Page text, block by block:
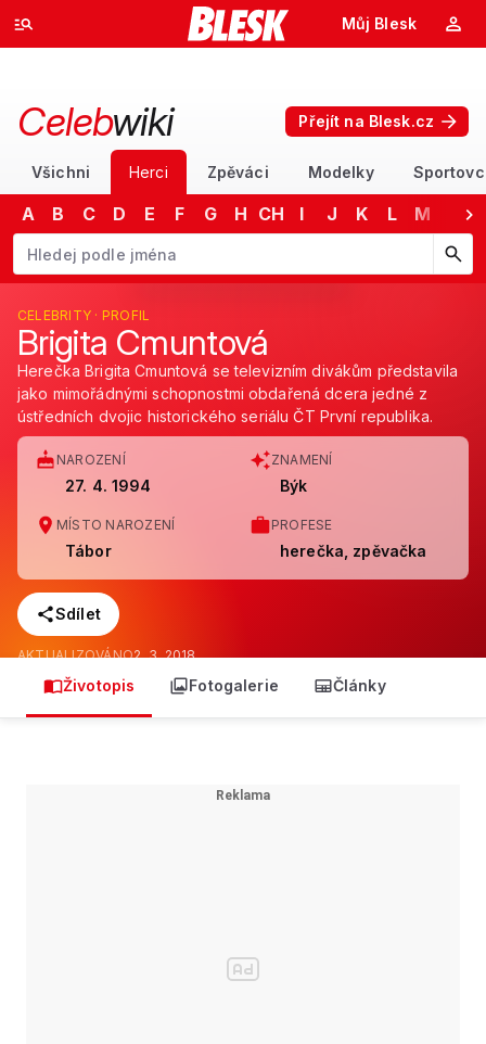
Můj Blesk
Celebwiki Přejít na Blesk.cz
Všichni Herci Zpěváci Modelky
A B C D E F G H CH I J K L M
Začněte psát jméno. Šipkami dolů a nahoru procházejte návrhy,
CELEBRITY · PROFIL
Brigita Cmuntová
Herečka Brigita Cmuntová se televizním divákům představila
jako mimořádnými schopnostmi obdařená dcera jedné z
ústředních dvojic historického seriálu ČT První republika.
NAROZENÍ
27. 4. 1994
ZNAMENÍ
Býk
MÍSTO NAROZENÍ
Tábor
PROFESE
herečka, zpěvačka
Sdílet
AKTUALIZOVÁNO2. 3. 2018
Životopis Fotogalerie Články